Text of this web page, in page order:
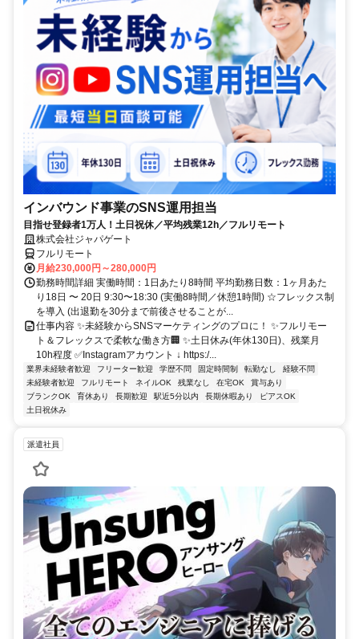
インバウンド事業のSNS運用担当
目指せ登録者1万人！土日祝休／平均残業12h／フルリモート
株式会社ジャパゲート
フルリモート
月給230,000円～280,000円
勤務時間詳細 実働時間：1日あたり8時間 平均勤務日数：1ヶ月あた
り18日 〜 20日 9:30〜18:30 (実働8時間／休憩1時間) ☆フレックス制
を導入 (出退勤を30分まで前後させることが...
仕事内容 ✨未経験からSNSマーケティングのプロに！ ✨フルリモー
ト＆フレックスで柔軟な働き方🏢 ✨土日休み(年休130日)、残業月
10h程度 ✅Instagramアカウント ↓ https:/...
業界未経験者歓迎 フリーター歓迎 学歴不問 固定時間制 転勤なし
経験不問
未経験者歓迎
フルリモート ネイルOK 残業なし 在宅OK
賞与あり
ブランクOK
育休あり 長期歓迎 駅近5分以内 長期休暇あり
ピアスOK
土日祝休み
派遣社員